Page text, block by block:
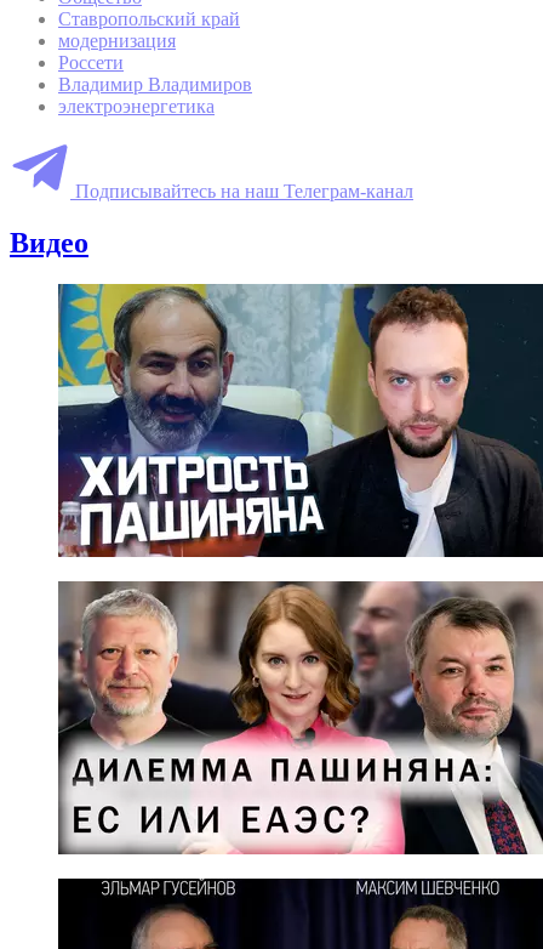
Ставропольский край
модернизация
Россети
Владимир Владимиров
электроэнергетика
Подписывайтесь на наш Телеграм-канал
Видео